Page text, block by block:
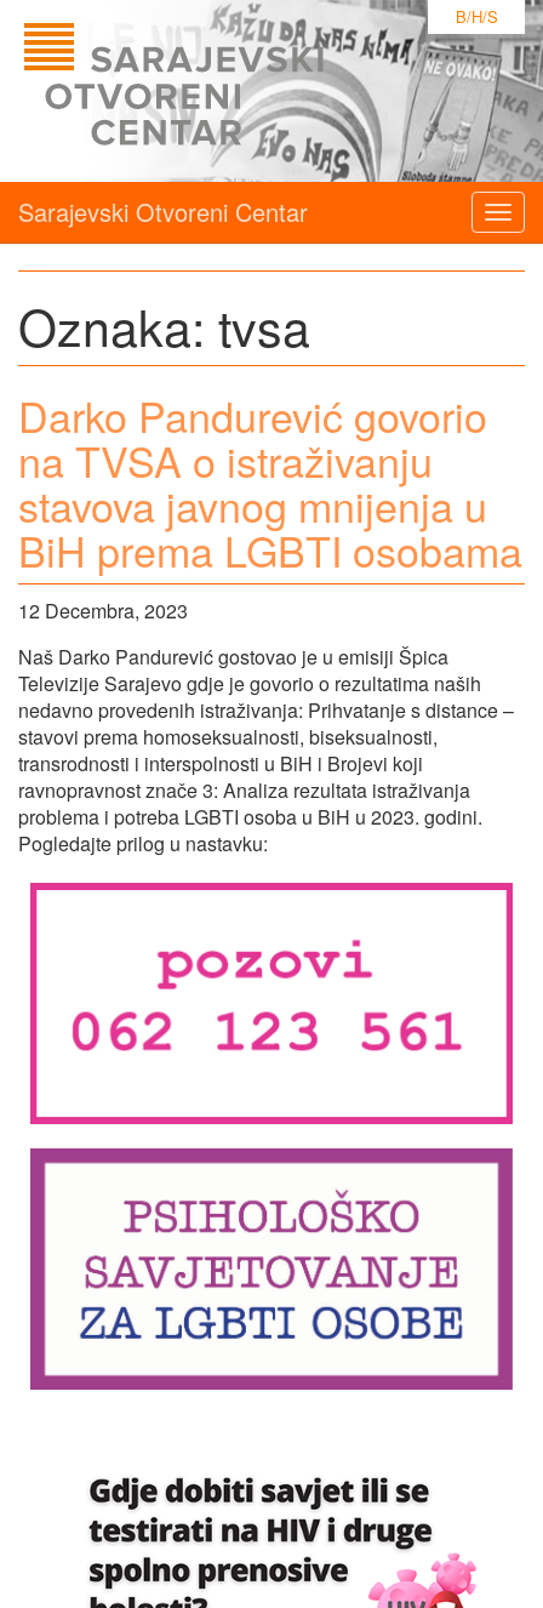
B/H/S
Sarajevski Otvoreni Centar
Oznaka: tvsa
Darko Pandurević govorio
na TVSA o istraživanju
stavova javnog mnijenja u
BiH prema LGBTI osobama
12 Decembra, 2023
Naš Darko Pandurević gostovao je u emisiji Špica
Televizije Sarajevo gdje je govorio o rezultatima naših
nedavno provedenih istraživanja: Prihvatanje s distance –
stavovi prema homoseksualnosti, biseksualnosti,
transrodnosti i interspolnosti u BiH i Brojevi koji
ravnopravnost znače 3: Analiza rezultata istraživanja
problema i potreba LGBTI osoba u BiH u 2023. godini.
Pogledajte prilog u nastavku: